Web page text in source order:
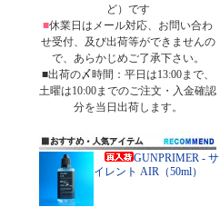
ど）です
■休業日はメール対応、お問い合わ
せ受付、及び出荷等ができませんの
で、あらかじめご了承下さい。
■出荷の〆時間：平日は13:00まで、
土曜は10:00までのご注文・入金確認
分を当日出荷します。
GUNPRIMER - サ
イレント AIR（50ml）